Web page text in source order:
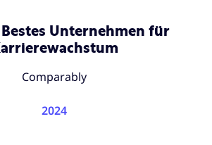
Unternehmen für
Comparably
2024